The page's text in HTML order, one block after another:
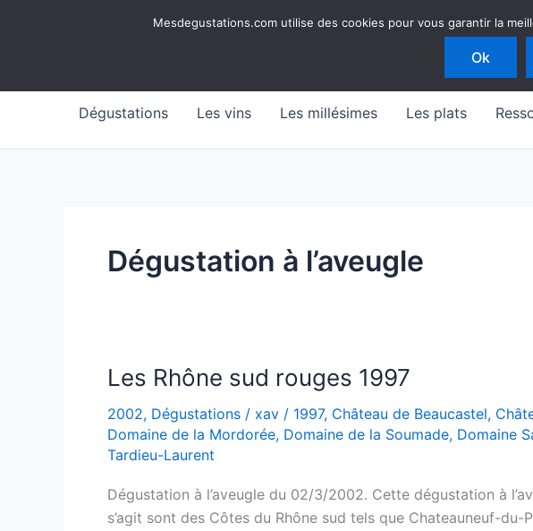
Mesdegustations
Dégustations Les vins Les millésimes Les plats
Dégustation à l’aveugle
Les Rhône sud rouges 1997
2002, Dégustations / xav / 1997, Château de Beaucastel,
Domaine de la Mordorée, Domaine de la Soumade, Domaine
Tardieu-Laurent
Dégustation à l’aveugle du 02/3/2002. Cette dégustation à
s’agit sont des Côtes du Rhône sud tels que Chateauneuf-
Mesdegustations.com utilise des cookies pour vous garantir la
Ok